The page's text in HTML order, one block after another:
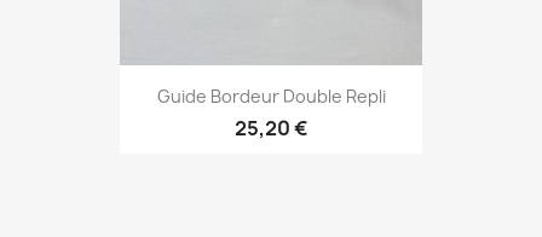
Guide Bordeur Double Repli
25,20 €